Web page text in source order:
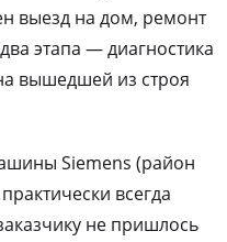
выезд на дом, ремонт
этапа — диагностика
вышедшей из строя
Siemens (район
всегда
не пришлось